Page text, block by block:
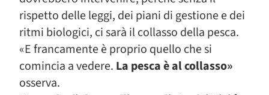
rispetto delle leggi, dei piani di gestione e dei
ritmi biologici, ci sarà il collasso della pesca.
«E francamente è proprio quello che si
comincia a vedere. La pesca è al collasso»
osserva.